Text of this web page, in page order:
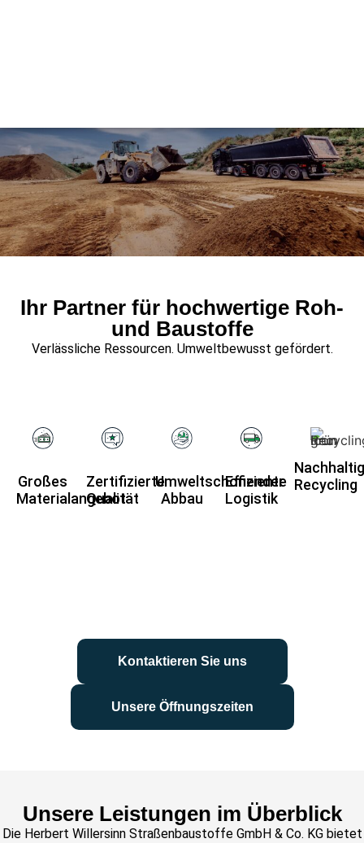
Ihr Partner für hochwertige Roh-
und Baustoffe
Verlässliche Ressourcen. Umweltbewusst gefördert.
Großes
Materialangebot​
Zertifizierte
Qualität
Umweltschonender
Abbau
Effiziente
Logistik
Recycling
Kontaktieren Sie uns
Unsere Öffnungszeiten
Unsere Leistungen im Überblick
Die Herbert Willersinn Straßenbaustoffe GmbH & Co. KG bietet